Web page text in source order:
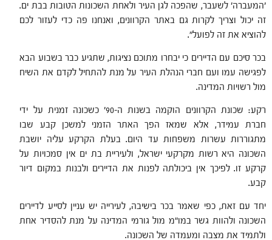
'המעברה' לשעבר, שהפכה לגן העיר ולאחת השכונות הטובות בבת ים.
זה יכול וצריך לקרות גם באתר הקרוונים, ואנחנו פה כדי לעזור לכם
להוציא את זה לפועל".
בכר סיכם עם הדיירים כי יבחרו מתוכם נציגות, שתגיע כבר בשבוע הבא
לפגישה עמו ועם חברי הנהלת העיר על מנת להתחיל לקדם את השיח
מול רשויות המדינה.
רקע: שכונת הקרוונים הוקמה בשנות ה-90' כשכונה זמנית על ידי
חברת עמידר, אלא שמאז הפך האתר הזמני למשכן קבע שבו
מתגוררות עשרות משפחות עד היום. בעלת הקרקע עליה יושבת
השכונה היא רשות מקרקעי ישראל, ולעיריית בת ים אין סמכויות על
קרקע זו. לפיכך אין ביכולתה לפנות את הדיירים ולבנות במקום דיור
קבע.
יחד עם זאת, כפי שאמר בכר בישיבה, לעירייה יש עניין לסייע לדיירים
השכונה ולהוות גשר במו"מ מול גורמי המדינה על מנת להסדיר אחת
ולתמיד את מצבה ומעמדה של השכונה.